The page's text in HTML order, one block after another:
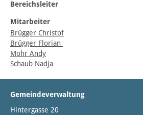
Bereichsleiter
Mitarbeiter
Brügger Christof
Brügger Florian
Mohr Andy
Schaub Nadja
Gemeindeverwaltung
Hintergasse 20